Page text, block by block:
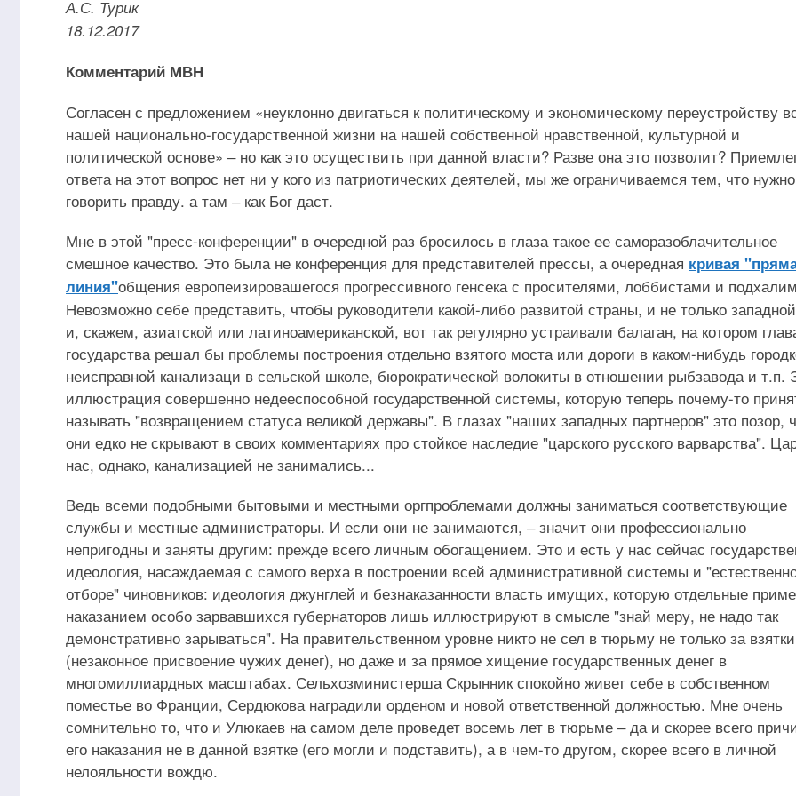
А.С. Турик
18.12.2017
Комментарий МВН
Согласен с предложением «неуклонно двигаться к политическому и экономическому переустройству
нашей национально-государственной жизни на нашей собственной нравственной, культурной и
политической основе» ‒ но как это осуществить при данной власти? Разве она это позволит?
ответа на этот вопрос нет ни у кого из патриотических деятелей, мы же ограничиваемся тем, что нужно
говорить правду. а там ‒ как Бог даст.
Мне в этой "пресс-конференции" в очередной раз бросилось в глаза такое ее саморазоблачительное
смешное качество. Это была не конференция для представителей прессы, а очередная кривая
линия"общения европеизировашегося прогрессивного генсека с просителями, лоббистами и
Невозможно себе представить, чтобы руководители какой-либо развитой страны, и не только
и, скажем, азиатской или латиноамериканской, вот так регулярно устраивали балаган, на котором
государства решал бы проблемы построения отдельно взятого моста или дороги в каком-нибудь
неисправной канализаци в сельской школе, бюрократической волокиты в отношении рыбзавода и т.п.
иллюстрация совершенно недееспособной государственной системы, которую теперь почему-то
называть "возвращением статуса великой державы". В глазах "наших западных партнеров" это позор,
они едко не скрывают в своих комментариях про стойкое наследие "царского русского варварства".
нас, однако, канализацией не занимались...
Ведь всеми подобными бытовыми и местными оргпроблемами должны заниматься соответствующие
службы и местные администраторы. И если они не занимаются, ‒ значит они профессионально
непригодны и заняты другим: прежде всего личным обогащением. Это и есть у нас сейчас
идеология, насаждаемая с самого верха в построении всей административной системы и
отборе" чиновников: идеология джунглей и безнаказанности власть имущих, которую отдельные
наказанием особо зарвавшихся губернаторов лишь иллюстрируют в смысле "знай меру, не надо так
демонстративно зарываться". На правительственном уровне никто не сел в тюрьму не только за взятки
(незаконное присвоение чужих денег), но даже и за прямое хищение государственных денег в
многомиллиардных масштабах. Сельхозминистерша Скрынник спокойно живет себе в собственном
поместье во Франции, Сердюкова наградили орденом и новой ответственной должностью. Мне очень
сомнительно то, что и Улюкаев на самом деле проведет восемь лет в тюрьме ‒ да и скорее всего
его наказания не в данной взятке (его могли и подставить), а в чем-то другом, скорее всего в личной
нелояльности вождю.